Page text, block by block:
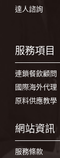
達人諮詢
服務項目
連鎖餐飲顧問
國際海外代理
原料供應教學
網站資訊
服務條款